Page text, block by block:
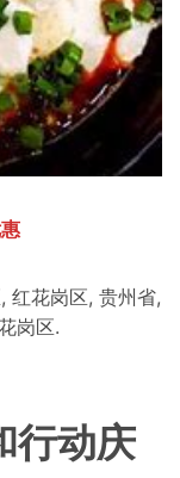
, 红花岗区, 贵州省,
岗区.
行动庆